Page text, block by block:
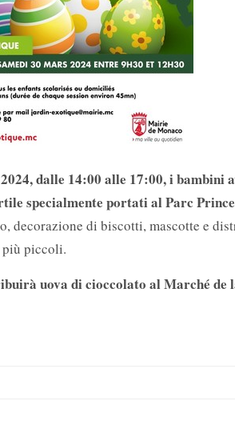
dalle 14:00 alle 17:00, i bambini
specialmente portati al Parc
decorazione di biscotti, mascotte e
piccoli.
uova di cioccolato al Marché de